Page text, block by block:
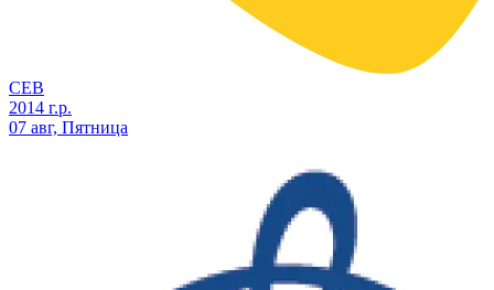
СЕВ
2014 г.р.
07 авг, Пятница